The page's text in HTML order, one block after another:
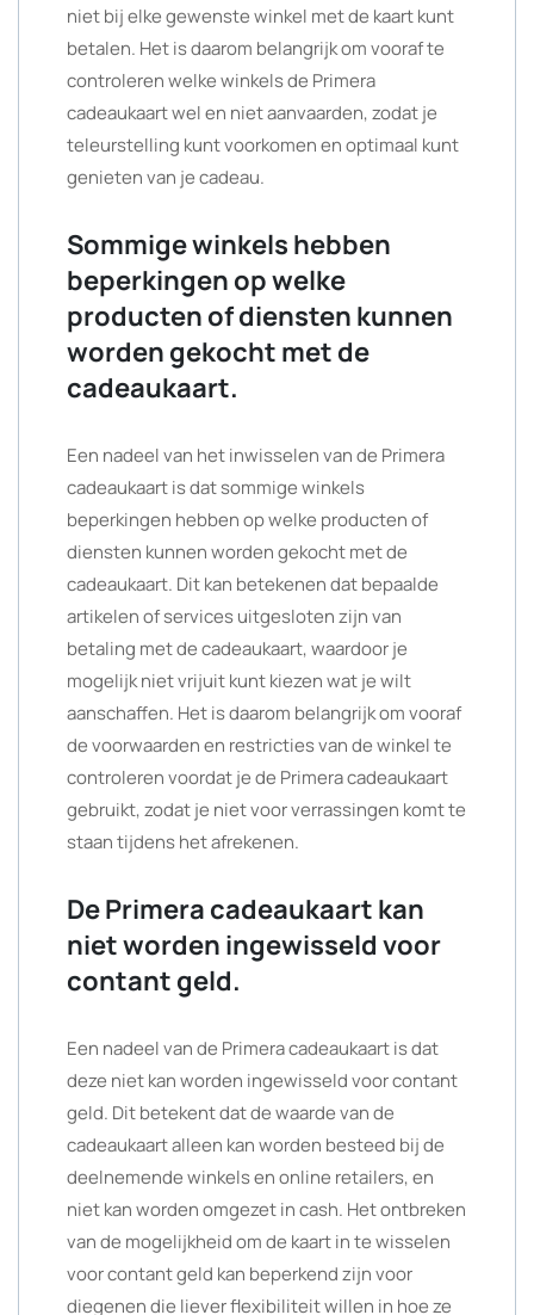
niet bij elke gewenste winkel met de kaart kunt
betalen. Het is daarom belangrijk om vooraf te
controleren welke winkels de Primera
cadeaukaart wel en niet aanvaarden, zodat je
teleurstelling kunt voorkomen en optimaal kunt
genieten van je cadeau.
Sommige winkels hebben
beperkingen op welke
producten of diensten kunnen
worden gekocht met de
cadeaukaart.
Een nadeel van het inwisselen van de Primera
cadeaukaart is dat sommige winkels
beperkingen hebben op welke producten of
diensten kunnen worden gekocht met de
cadeaukaart. Dit kan betekenen dat bepaalde
artikelen of services uitgesloten zijn van
betaling met de cadeaukaart, waardoor je
mogelijk niet vrijuit kunt kiezen wat je wilt
aanschaffen. Het is daarom belangrijk om vooraf
de voorwaarden en restricties van de winkel te
controleren voordat je de Primera cadeaukaart
gebruikt, zodat je niet voor verrassingen komt te
staan tijdens het afrekenen.
De Primera cadeaukaart kan
niet worden ingewisseld voor
contant geld.
Een nadeel van de Primera cadeaukaart is dat
deze niet kan worden ingewisseld voor contant
geld. Dit betekent dat de waarde van de
cadeaukaart alleen kan worden besteed bij de
deelnemende winkels en online retailers, en
niet kan worden omgezet in cash. Het ontbreken
van de mogelijkheid om de kaart in te wisselen
voor contant geld kan beperkend zijn voor
diegenen die liever flexibiliteit willen in hoe ze